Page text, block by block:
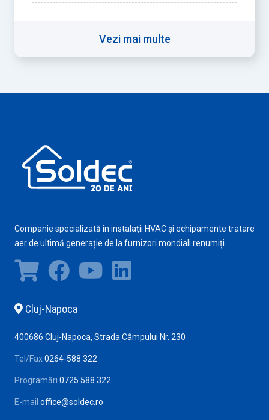
Vezi mai multe
Companie specializată în instalații HVAC și echipamente tratare
aer de ultimă generație de la furnizori mondiali renumiți.
Cluj-Napoca
400686 Cluj-Napoca, Strada Câmpului Nr. 230
Tel/Fax0264-588 322
Programări 0725 588 322
E-mail office@soldec.ro